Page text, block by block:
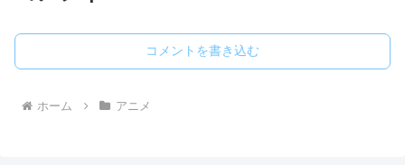
コメントを書き込む
ホーム アニメ